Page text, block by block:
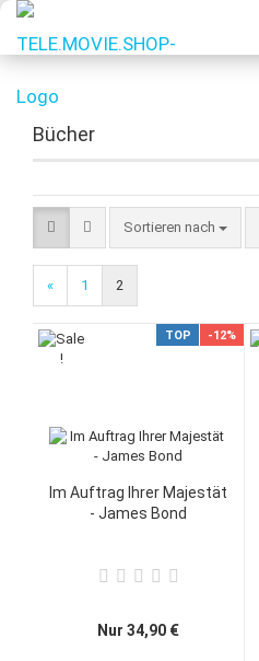
Bücher
Sortieren nach
« 1 2
TOP -12%
Im Auftrag Ihrer Majestät
- James Bond
Nur 34,90 €